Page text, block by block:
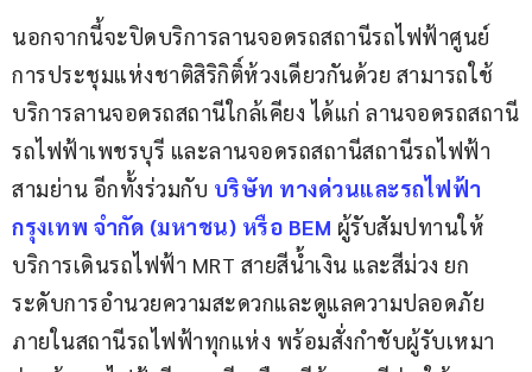
นอกจากนี้จะปิดบริการลานจอดรถสถานีรถไฟฟ้าศูนย์
การประชุมแห่งชาติสิริกิติ์ห้วงเดียวกันด้วย สามารถใช้
บริการลานจอดรถสถานีใกล้เคียง ได้แก่ ลานจอดรถสถานี
รถไฟฟ้าเพชรบุรี และลานจอดรถสถานีสถานีรถไฟฟ้า
สามย่าน อีกทั้งร่วมกับ บริษัท ทางด่วนและรถไฟฟ้า
กรุงเทพ จำกัด (มหาชน) หรือ BEM ผู้รับสัมปทานให้
บริการเดินรถไฟฟ้า MRT สายสีน้ำเงิน และสีม่วง ยก
ระดับการอำนวยความสะดวกและดูแลความปลอดภัย
ภายในสถานีรถไฟฟ้าทุกแห่ง พร้อมสั่งกำชับผู้รับเหมา